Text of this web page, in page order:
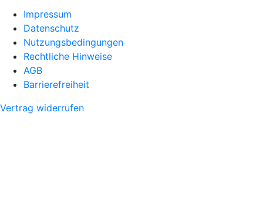
Impressum
Datenschutz
Nutzungsbedingungen
Rechtliche Hinweise
AGB
Barrierefreiheit
Vertrag widerrufen